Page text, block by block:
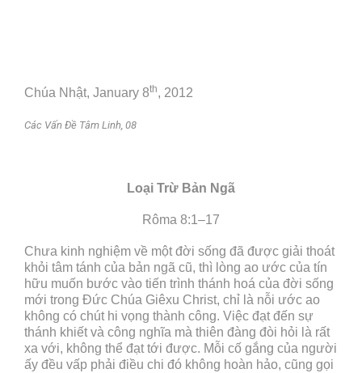
Chúa Nhật, January 8th, 2012
Các Vấn Đề Tâm Linh, 08
Loại Trừ Bản Ngã
Rôma 8:1–17
Chưa kinh nghiệm về một đời sống đã được giải thoát
khỏi tâm tánh của bản ngã cũ, thì lòng ao ước của tín
hữu muốn bước vào tiến trình thánh hoá của đời sống
mới trong Đức Chúa Giêxu Christ, chỉ là nỗi ước ao
không có chút hi vọng thành công. Việc đạt đến sự
thánh khiết và công nghĩa mà thiên đàng đòi hỏi là rất
xa với, không thể đạt tới được. Mỗi cố gắng của người
ấy đều vấp phải điều chi đó không hoàn hảo, cũng gọi